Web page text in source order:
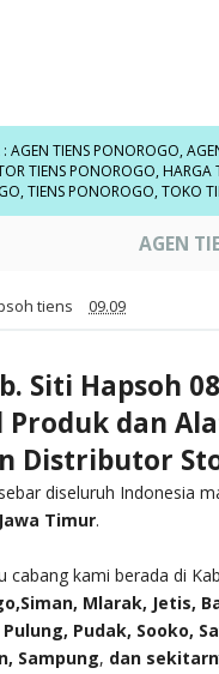
: AGEN TIENS PONOROGO,
TIENS PONOROGO, HARGA
,TIENS PONOROGO,TOKO
AGEN
tiens 09.09
Siti Hapsoh
Produk dan
Distributor
diseluruh Indonesia
Jawa Timur.
cabang kami berada di
Mlarak, Jetis,
Pudak, Sooko,
Sampung, dan